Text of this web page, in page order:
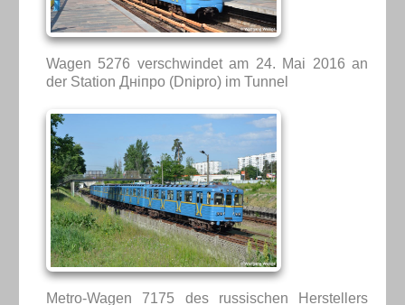
Wagen 5276 verschwindet am 24. Mai 2016 an
der Station Дніпро (Dnipro) im Tunnel
Metro-Wagen 7175 des russischen Herstellers